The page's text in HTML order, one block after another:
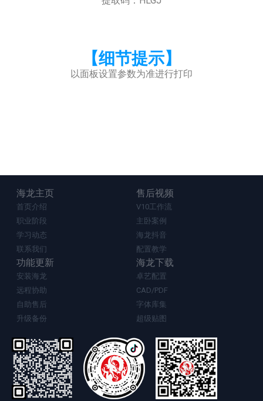
【细节提示】
以面板设置参数为准进行打印
海龙主页
首页介绍
职业阶段
学习动态
联系我们
售后视频
V10工作流
主卧案例
海龙抖音
配置教学
功能更新
安装海龙
远程协助
自助售后
升级备份
海龙下载
卓艺配置
CAD/PDF
字体库集
超级贴图